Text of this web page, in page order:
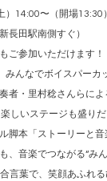
14:00〜（開場13:30）
長田駅南側すぐ）
ご参加いただけます！
んなでボイスパーカ
者・里村稔さんらに
しいステージも盛り
脚本「ストーリーと音
、音楽でつながる“み
言葉で、笑顔あふれ